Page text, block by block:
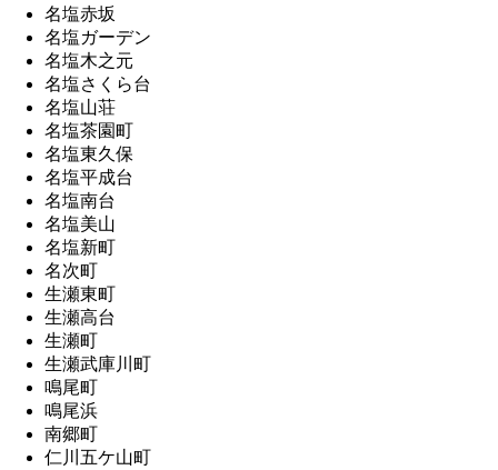
名塩赤坂
名塩ガーデン
名塩木之元
名塩さくら台
名塩山荘
名塩茶園町
名塩東久保
名塩平成台
名塩南台
名塩美山
名塩新町
名次町
生瀬東町
生瀬高台
生瀬町
生瀬武庫川町
鳴尾町
鳴尾浜
南郷町
仁川五ケ山町